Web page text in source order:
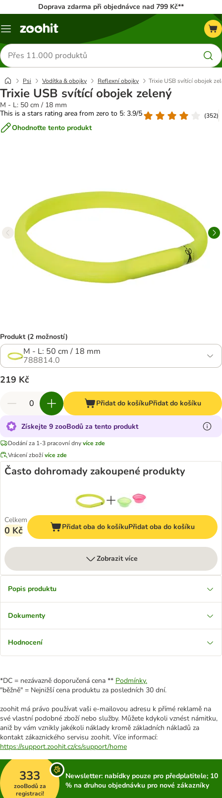
Doprava zdarma při objednávce nad 799 Kč**
Menu
Hledat
produkty
Psi Vodítka & obojky Reflexní obojky Trixie USB svítící obojek
Trixie USB svítící obojek zelený
M - L: 50 cm / 18 mm
This is a stars rating area from zero to 5: 3.9/5
(352)
Ohodnoťte tento produkt
Produkt (2 možností)
M - L: 50 cm / 18 mm
788814.0
219 Kč
Přidat do košíkuPřidat do košíku
Získejte 9 zooBodů za tento produkt
Dodání za 1-3 pracovní dnyvíce zde
Vrácení zbožívíce zde
Často dohromady zakoupené produkty
Celkem
0 Kč Přidat oba do košíkuPřidat oba do košíku
Zobrazit více
Popis produktu
Dokumenty
Hodnocení
*DC = nezávazně doporučená cena ** Podmínky.
"běžně" = Nejnižší cena produktu za posledních 30 dní.
zoohit má právo používat vaši e-mailovou adresu k přímé reklamě na
své vlastní podobné zboží nebo služby. Můžete kdykoli vznést námitku,
aniž by vám vznikly jakékoli náklady kromě základních nákladů za
kontakt zákaznického servisu zoohit. Více informací:
https://support.zoohit.cz/cs/support/home
333
zooBodů za
registraci!
Newsletter: nabídky pouze pro předplatitele; 10
% na druhou objednávku pro nové zákazníky